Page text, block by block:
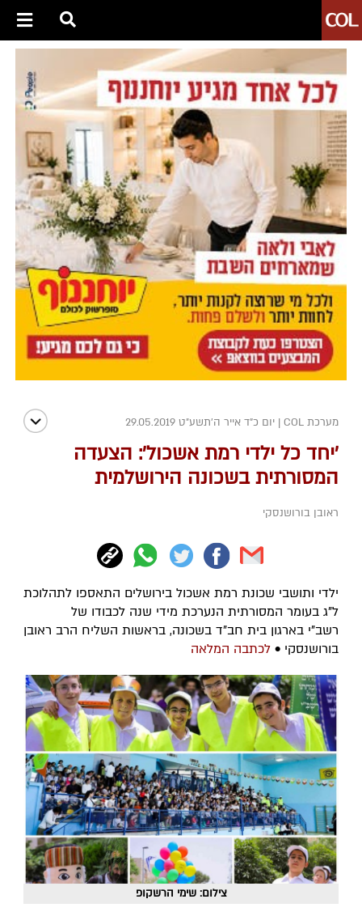
מערכת COL | יום כ"ד אייר ה׳תשע״ט 29.05.2019
'יחד כל ילדי רמת אשכול': הצעדה
המסורתית בשכונה הירושלמית
ראובן בורושנסקי
ילדי ותושבי שכונת רמת אשכול בירושלים התאספו לתהלוכת
ל"ג בעומר המסורתית הנערכת מידי שנה לכבודו של
רשב"י בארגון בית חב"ד בשכונה, בראשות השליח הרב ראובן
בורושנסקי • לכתבה המלאה
צילום: שימי הרשקופ